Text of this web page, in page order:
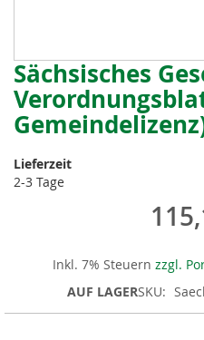
Sächsisches
Lieferzeit
2-3 Tage
Inkl. 7% Steuern zzgl.
AUF LAGERSKU
Zum
Anfang
der
Bildergalerie